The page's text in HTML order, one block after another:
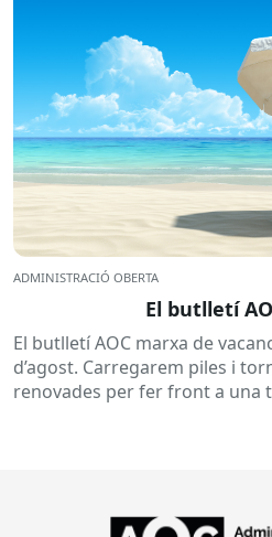
ADMINISTRACIÓ OBERTA
El butlletí
El butlletí AOC marxa de
d’agost. Carregarem piles i
renovades per fer front a una